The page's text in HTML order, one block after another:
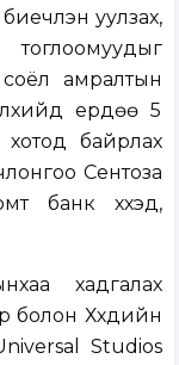
биечлэн уулзах,
тоглоомуудыг
амралтын
ердөө 5
байрлах
Сентоза
банк хүүхэд,
хадгалах
болон Хүүхдийн
Studios